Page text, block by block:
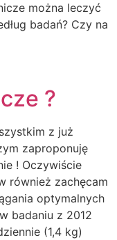
można leczyć
badań? Czy na
?
z już
zaproponuję
! Oczywiście
również zachęcam
optymalnych
badaniu z 2012
(1,4 kg)